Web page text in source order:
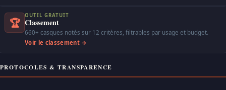
🏆
OUTIL GRATUIT
Classement
660+ casques notés sur 12 critères, filtrables par usage et budget.
Voir le classement →
PROTOCOLES & TRANSPARENCE